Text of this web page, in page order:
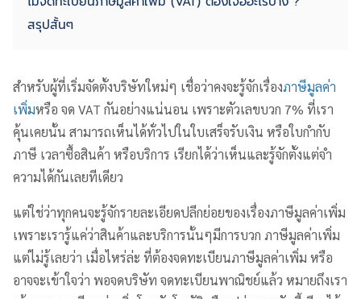
สรุปสั้นๆ
สำหรับผู้ที่เริ่มจัดตั้งบริษัทใหม่ๆ เชื่อว่าคงจะรู้จักเรื่องภาษีมูลค่า
เพิ่มหรือ จด VAT กันอย่างแน่นอน เพราะตัวเลขบวก 7% ที่เรา
คุ้นเคยนั้น สามารถเห็นได้ทั่วไปในใบเสร็จรับเงิน หรือใบกำกับ
ภาษี เวลาซื้อสินค้า หรือบริการ เรียกได้ว่าเห็นและรู้จักตั้งแต่จำ
ความได้กันเลยทีเดียว
แต่ใช่ว่าทุกคนจะรู้จักรายละเอียดปลีกย่อยของเรื่องภาษีมูลค่าเพิ่ม
เพราะเรารู้แค่ว่าสินค้าและบริการนั้นๆมีการบวก ภาษีมูลค่าเพิ่ม
แต่ไม่รู้เลยว่า เมื่อไหร่ล่ะ ที่ต้องจดทะเบียนภาษีมูลค่าเพิ่ม หรือ
อาจจะเข้าใจว่า พอจดบริษัท จดทะเบียนพาณิชย์แล้ว หมายถึงเรา